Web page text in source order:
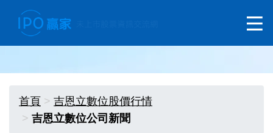
首頁
吉恩立數位股價行情
吉恩立數位公司新聞